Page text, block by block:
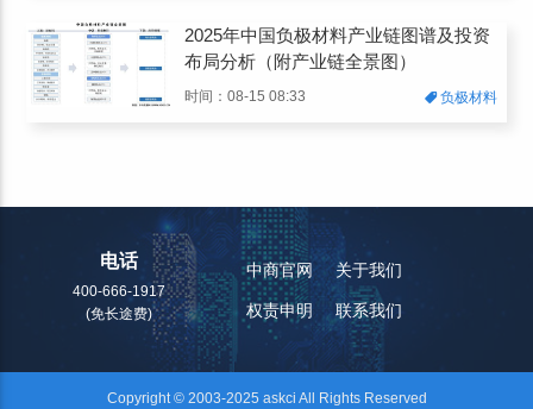
2025年中国负极材料产业链图谱及投资
布局分析（附产业链全景图）
时间：08-15 08:33 负极材料
电话
400-666-1917
(免长途费)
中商官网 关于我们
权责申明 联系我们
Copyright © 2003-2025 askci All Rights Reserved